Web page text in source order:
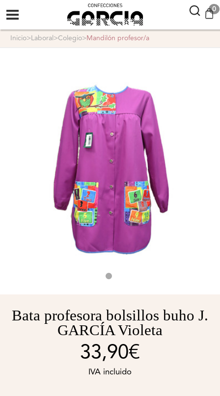
confeccionesgarcia 0
inicio> laboral> colegio> mandilón profesor/a
Bata profesora bolsillos buho J.
GARCÍA Violeta
33,90€
IVA incluido